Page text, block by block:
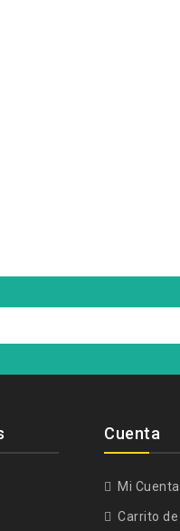
Cuenta
Mi Cuenta
Carrito